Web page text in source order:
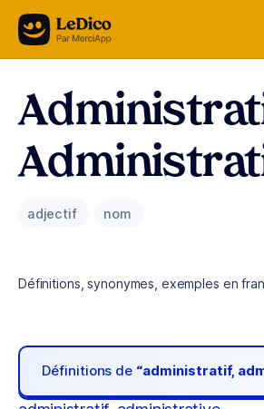
Aller au contenu
adjectif nom
Définitions, synonymes, exemples en
Définitions de “administratif,